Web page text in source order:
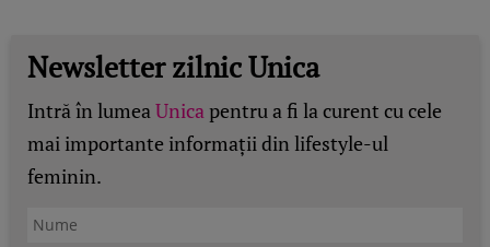
Newsletter zilnic Unica
Intră în lumeaUnicapentru a fi la curent cu cele
mai importante informații din lifestyle-ul
feminin.